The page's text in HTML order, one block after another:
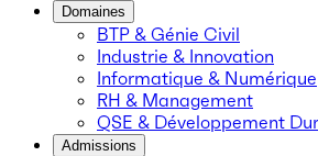
Domaines
BTP & Génie Civil
Industrie & Innovation
Informatique & Numérique
RH & Management
QSE & Développement
Admissions